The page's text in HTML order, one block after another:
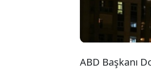
ABD Başkanı